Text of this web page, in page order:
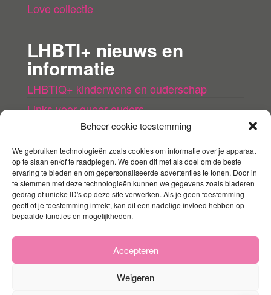
Beheer cookie toestemming
We gebruiken technologieën zoals cookies om informatie over je apparaat
op te slaan en/of te raadplegen. We doen dit met als doel om de beste
ervaring te bieden en om gepersonaliseerde advertenties te tonen. Door in
te stemmen met deze technologieën kunnen we gegevens zoals bladeren
gedrag of unieke ID's op deze site verwerken. Als je geen toestemming
geeft of je toestemming intrekt, kan dit een nadelige invloed hebben op
bepaalde functies en mogelijkheden.
Accepteren
Weigeren
Love collectie
LHBTI+ nieuws en
informatie
LHBTIQ+ kinderwens en ouderschap
Links voor queer ouders
LHBTI+ (kinder)boeken
Queer agenda
Mijn account
Contact